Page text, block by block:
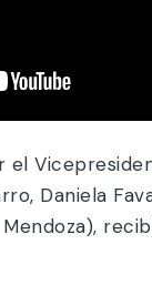
Daniela